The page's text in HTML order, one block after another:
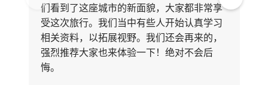
Pre
vio
us
们看到了这座城市的新面貌，大家都非常享
受这次旅行。我们当中有些人开始认真学习
相关资料，以拓展视野。我们还会再来的，
强烈推荐大家也来体验一下！绝对不会后
悔。
Ne